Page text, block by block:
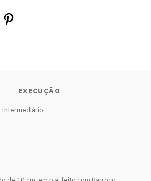
EXECUÇÃO
Intermediário